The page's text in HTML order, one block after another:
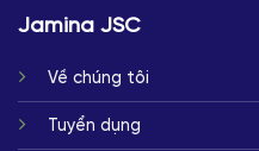
Jamina JSC
Về chúng tôi
Tuyển dụng